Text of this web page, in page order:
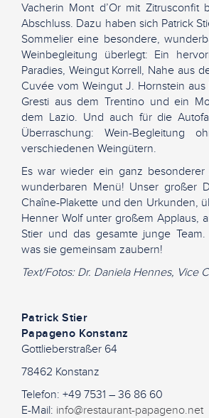
Vacherin Mont d’Or mit Zitrusconfit
Abschluss. Dazu haben sich Patrick
Sommelier eine besondere,
Weinbegleitung überlegt: Ein
Paradies, Weingut Korrell, Nahe aus
Cuvée vom Weingut J. Hornstein
Gresti aus dem Trentino und ein
dem Lazio. Und auch für die
Überraschung: Wein-Begleitung
verschiedenen Weingütern.
Es war wieder ein ganz
wunderbaren Menü! Unser großer
Chaîne-Plakette und den Urkunden,
Henner Wolf unter großem Applaus,
Stier und das gesamte junge Team.
was sie gemeinsam zaubern!
Text/Fotos: Dr. Daniela Hennes, Vice
Patrick Stier
Papageno Konstanz
Gottlieberstraßer 64
78462 Konstanz
Telefon: +49 7531 – 36 86 60
E-Mail: info@restaurant-papageno.net